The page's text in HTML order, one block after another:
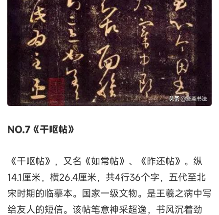
NO.7《干呕帖》
《干呕帖》，又名《如常帖》、《昨还帖》。纵
14.1厘米，横26.4厘米，共4行36个字，五代至北
宋时期的临摹本。国家一级文物。是王羲之病中写
给友人的短信。该帖笔意神采超逸，书风沉着劲